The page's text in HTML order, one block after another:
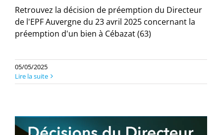
Retrouvez la décision de préemption du Directeur
de l'EPF Auvergne du 23 avril 2025 concernant la
préemption d'un bien à Cébazat (63)
05/05/2025
Lire la suite